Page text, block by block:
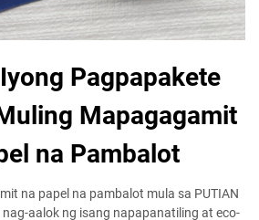
Pagpapakete
Mapagagamit
na Pambalot
na papel na pambalot mula sa PUTIAN
nag-aalok ng isang napapanatiling at eco-